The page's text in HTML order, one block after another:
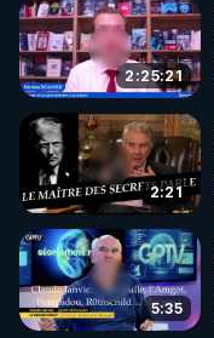
2:25:21
2:21
5:35